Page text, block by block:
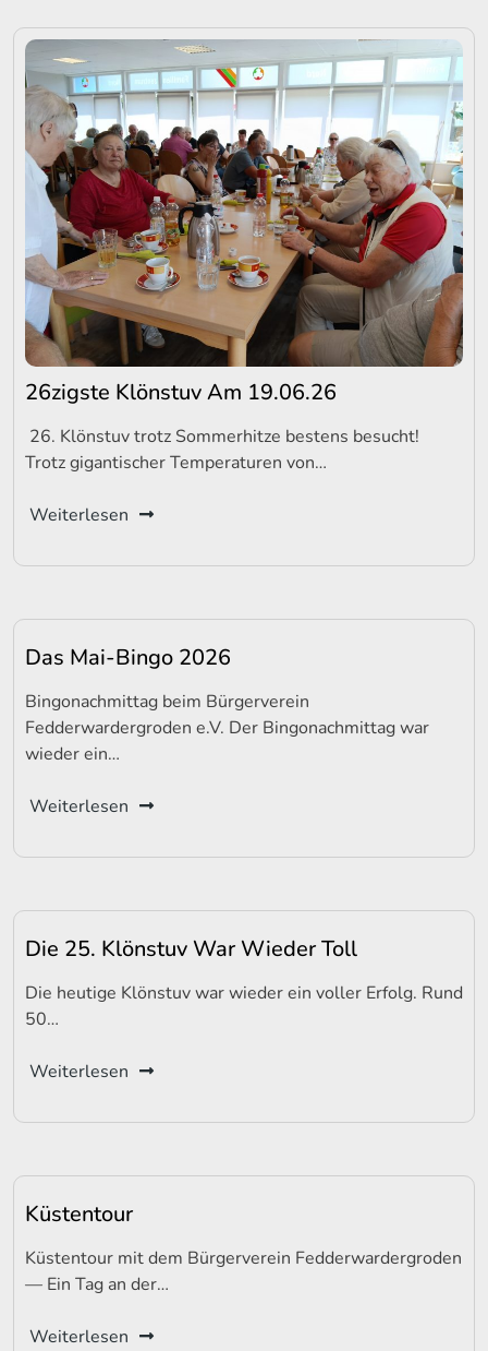
26zigste Klönstuv Am 19.06.26
26. Klönstuv trotz Sommerhitze bestens besucht!
Trotz gigantischer Temperaturen von…
Weiterlesen
Das Mai-Bingo 2026
Bingonachmittag beim Bürgerverein
Fedderwardergroden e.V. Der Bingonachmittag war
wieder ein…
Weiterlesen
Die 25. Klönstuv War Wieder Toll
Die heutige Klönstuv war wieder ein voller Erfolg. Rund
50…
Weiterlesen
Küstentour
Küstentour mit dem Bürgerverein Fedderwardergroden
— Ein Tag an der…
Weiterlesen